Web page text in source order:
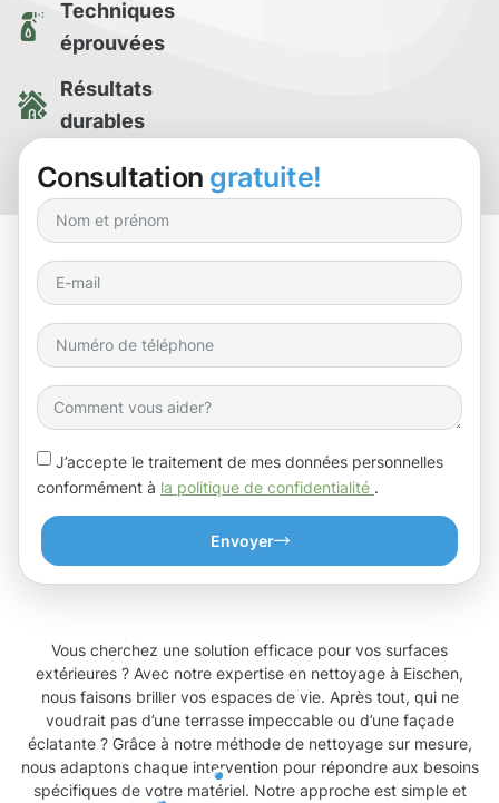
Techniques
éprouvées
Résultats
durables
Essai de
nettoyage gratuit
Consultation gratuite!
J’accepte le traitement de mes données personnelles
conformément à la politique de confidentialité
Envoyer
Vous cherchez une solution efficace pour vos surfaces
extérieures ? Avec notre expertise en nettoyage à Eischen,
nous faisons briller vos espaces de vie. Après tout, qui ne
voudrait pas d’une terrasse impeccable ou d’une façade
éclatante ? Grâce à notre méthode de nettoyage sur mesure,
nous adaptons chaque intervention pour répondre aux besoins
spécifiques de votre matériel. Notre approche est simple et